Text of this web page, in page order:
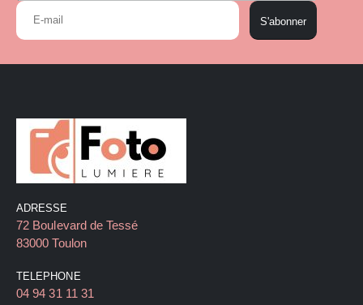
S'abonner
ADRESSE
72 Boulevard de Tessé
83000 Toulon
TELEPHONE
04 94 31 11 31